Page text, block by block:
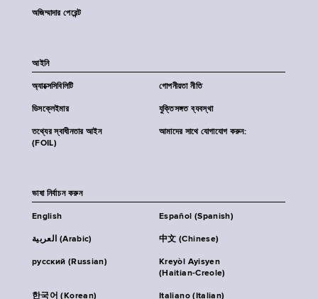
অজিম্মাদার পেরেন্ট
আইনি
অ্যাক্সেসিবিলিটি গোপনীয়তা নীতি
ডিসক্লেইমার যুক্তিসঙ্গত ব্যবস্থা
তথ্যের স্বাধীনতার আইন
(FOIL)
আমাদের সাথে যোগাযোগ করুন:
ভাষা নির্বাচন করুন
English Español (Spanish)
العربية (Arabic) 中文 (Chinese)
русский (Russian)
Kreyòl Ayisyen
(Haitian-Creole)
한국어 (Korean) Italiano (Italian)